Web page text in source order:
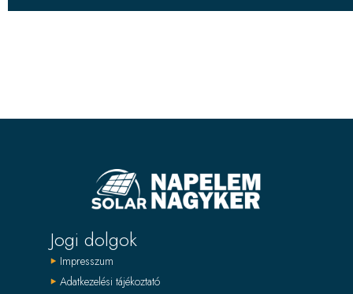
Jogi dolgok
Impresszum
Adatkezelési tájékoztató